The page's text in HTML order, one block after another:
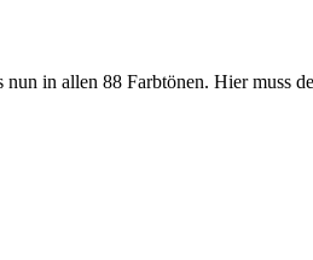
in allen 88 Farbtönen. Hier muss